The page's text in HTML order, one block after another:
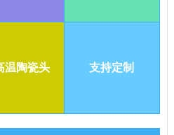
温陶瓷头 支持定制